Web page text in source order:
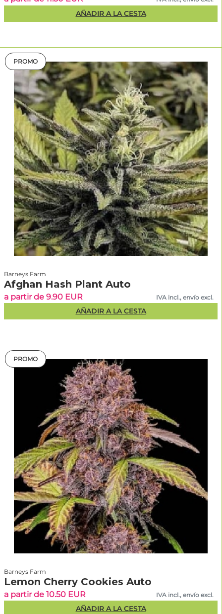
AÑADIR A LA CESTA
PROMO
Barneys Farm
Afghan Hash Plant Auto
a partir de 9.90 EUR IVA incl., envío excl.
AÑADIR A LA CESTA
PROMO
Barneys Farm
Lemon Cherry Cookies Auto
a partir de 10.50 EUR IVA incl., envío excl.
AÑADIR A LA CESTA